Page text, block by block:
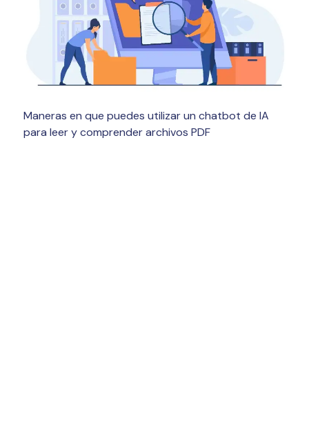
Maneras en que puedes utilizar un chatbot de IA
para leer y comprender archivos PDF